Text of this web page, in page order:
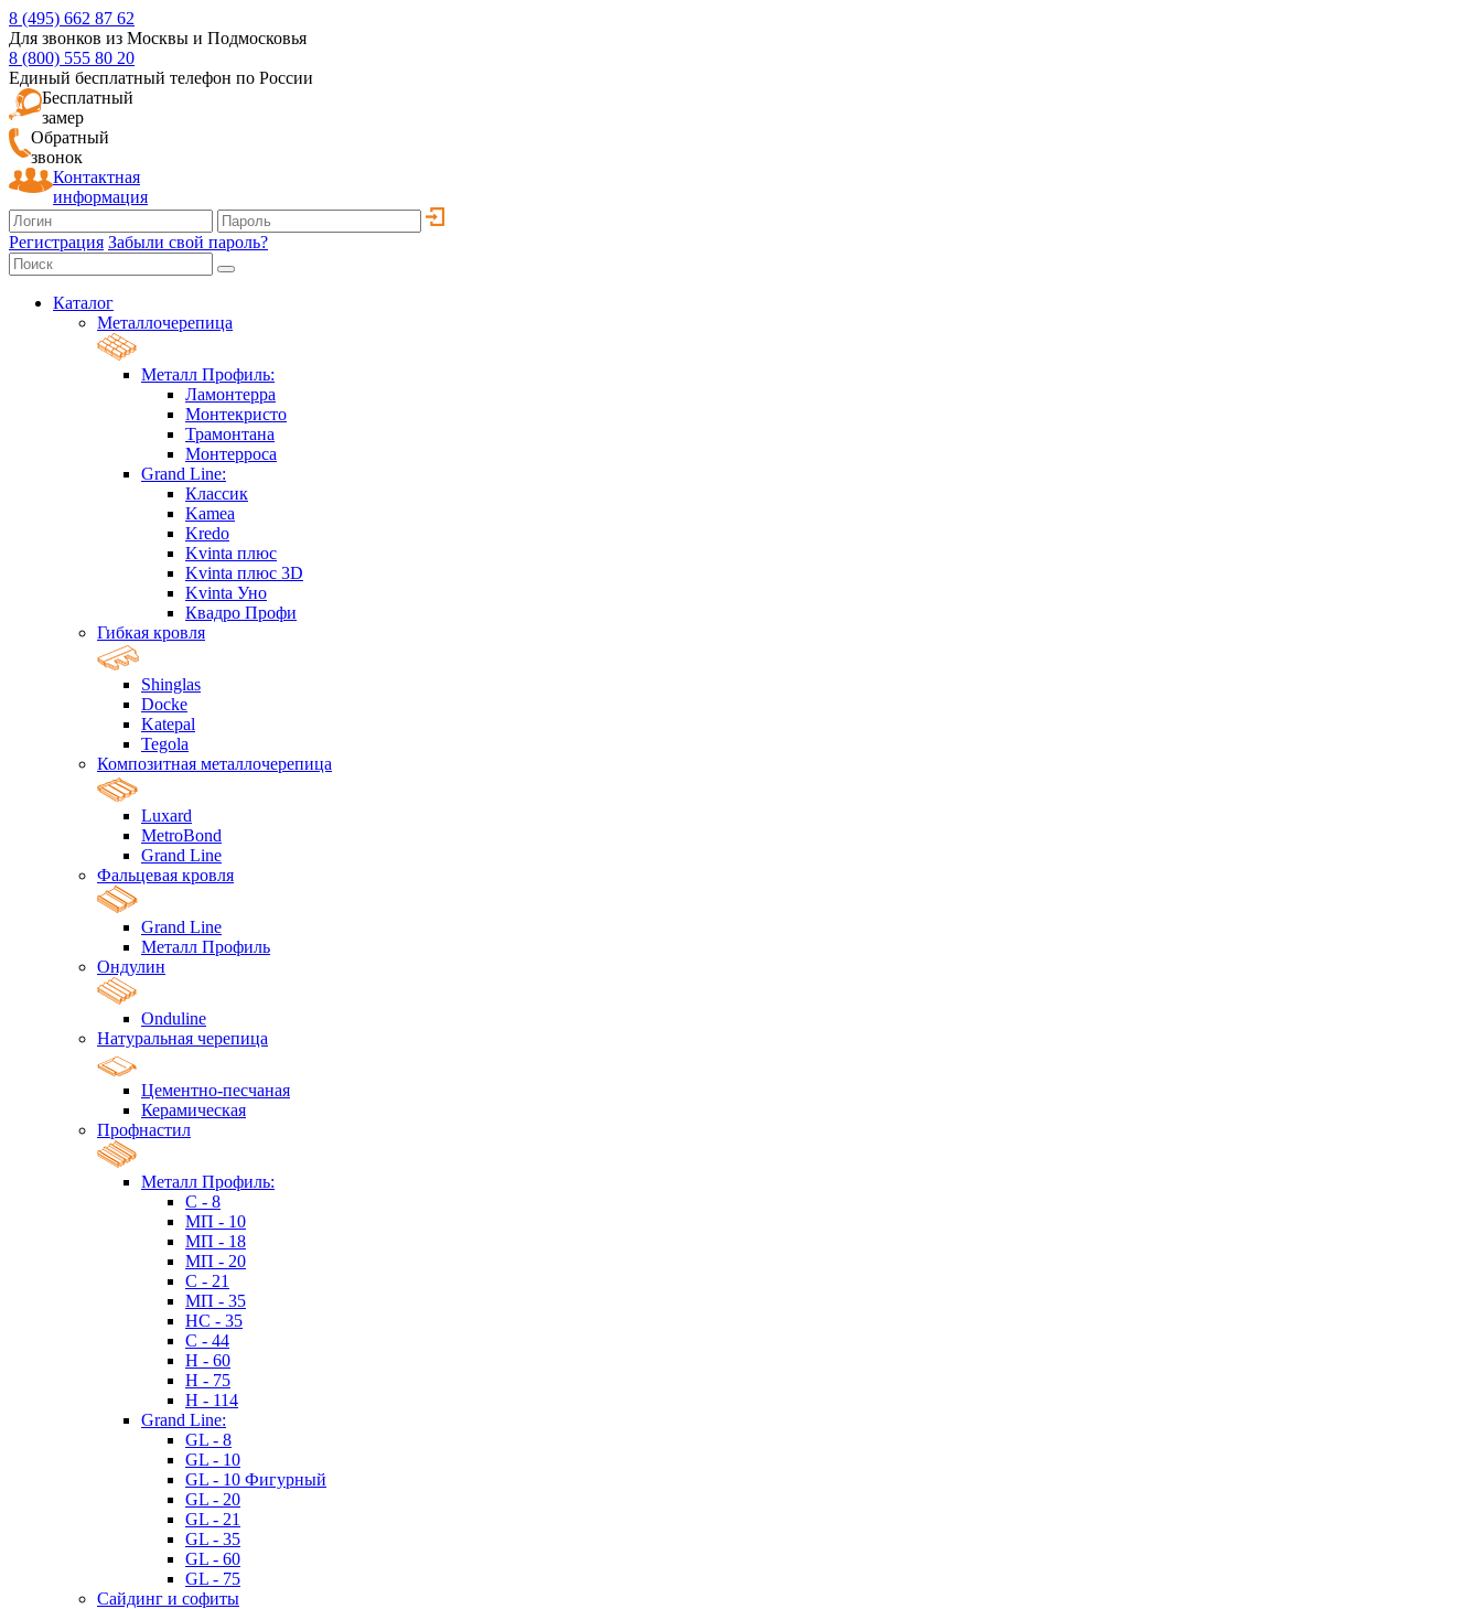
8 (495) 662 87 62
Для звонков из Москвы и Подмосковья
8 (800) 555 80 20
Единый бесплатный телефон по России
Бесплатный
замер
Обратный
звонок
Контактная
информация
Регистрация Забыли свой пароль?
Каталог
Металлочерепица
Металл Профиль:
Ламонтерра
Монтекристо
Трамонтана
Монтерроса
Grand Line:
Классик
Kamea
Kredo
Kvinta плюс
Kvinta плюс 3D
Kvinta Уно
Квадро Профи
Гибкая кровля
Shinglas
Docke
Katepal
Tegola
Композитная металлочерепица
Luxard
MetroBond
Grand Line
Фальцевая кровля
Grand Line
Металл Профиль
Ондулин
Onduline
Натуральная черепица
Цементно-песчаная
Керамическая
Профнастил
Металл Профиль:
C - 8
МП - 10
МП - 18
МП - 20
C - 21
МП - 35
HC - 35
C - 44
H - 60
H - 75
H - 114
Grand Line:
GL - 8
GL - 10
GL - 10 Фигурный
GL - 20
GL - 21
GL - 35
GL - 60
GL - 75
Сайдинг и софиты